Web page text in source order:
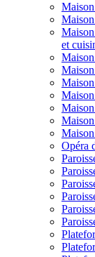
et
Opéra